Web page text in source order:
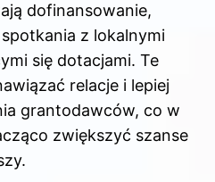
dofinansowanie,
z lokalnymi
się dotacjami. Te
relacje i lepiej
grantodawców, co w
zwiększyć szanse